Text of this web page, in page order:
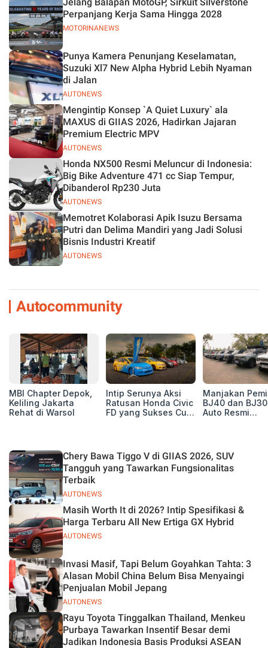
MOTORINANEWS
Perpanjang Kerja Sama Hingga 2028
AUTONEWS
Punya Kamera Penunjang Keselamatan,
Suzuki Xl7 New Alpha Hybrid Lebih Nyaman
di Jalan
AUTONEWS
Mengintip Konsep `A Quiet Luxury` ala
MAXUS di GIIAS 2026, Hadirkan Jajaran
Premium Electric MPV
AUTONEWS
Honda NX500 Resmi Meluncur di Indonesia:
Big Bike Adventure 471 cc Siap Tempur,
Dibanderol Rp230 Juta
AUTONEWS
Memotret Kolaborasi Apik Isuzu Bersama
Putri dan Delima Mandiri yang Jadi Solusi
Bisnis Industri Kreatif
Autocommunity
MBI Chapter Depok,
Keliling Jakarta
Rehat di Warsol
Intip Serunya Aksi
Ratusan Honda Civic
FD yang Sukses Curi
Manjakan
BJ40 dan
Auto Resmi
AUTONEWS
Chery Bawa Tiggo V di GIIAS 2026, SUV
Tangguh yang Tawarkan Fungsionalitas
Terbaik
AUTONEWS
Masih Worth It di 2026? Intip Spesifikasi &
Harga Terbaru All New Ertiga GX Hybrid
AUTONEWS
Invasi Masif, Tapi Belum Goyahkan Tahta: 3
Alasan Mobil China Belum Bisa Menyaingi
Penjualan Mobil Jepang
Rayu Toyota Tinggalkan Thailand, Menkeu
Purbaya Tawarkan Insentif Besar demi
Jadikan Indonesia Basis Produksi ASEAN